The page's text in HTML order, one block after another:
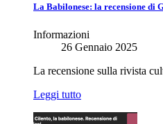
La Babilonese: la recensione di
Informazioni
26 Gennaio 2025
La recensione sulla rivista
Leggi tutto